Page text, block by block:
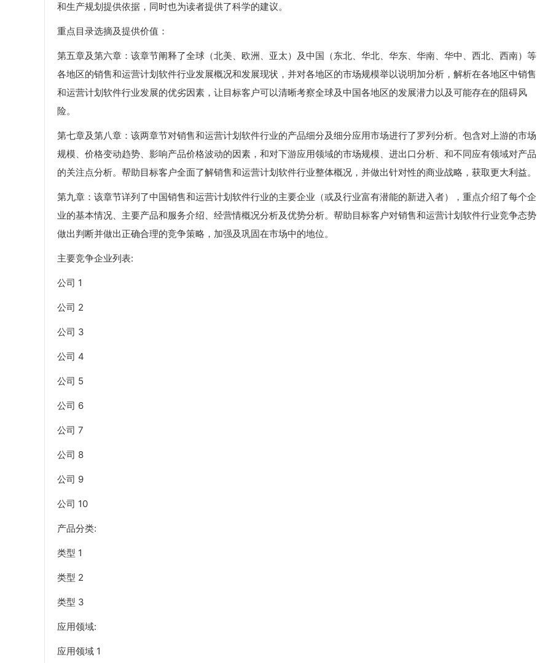
和生产规划提供依据，同时也为读者提供了科学的建议。
重点目录选摘及提供价值：
第五章及第六章：该章节阐释了全球（北美、欧洲、亚太）及中国（东北、华北、华东、华南、华中、西北、西南）等
各地区的销售和运营计划软件行业发展概况和发展现状，并对各地区的市场规模举以说明加分析，解析在各地区中销售
和运营计划软件行业发展的优劣因素，让目标客户可以清晰考察全球及中国各地区的发展潜力以及可能存在的阻碍风
险。
第七章及第八章：该两章节对销售和运营计划软件行业的产品细分及细分应用市场进行了罗列分析。包含对上游的市场
规模、价格变动趋势、影响产品价格波动的因素，和对下游应用领域的市场规模、进出口分析、和不同应有领域对产品
的关注点分析。帮助目标客户全面了解销售和运营计划软件行业整体概况，并做出针对性的商业战略，获取更大利益。
第九章：该章节详列了中国销售和运营计划软件行业的主要企业（或及行业富有潜能的新进入者），重点介绍了每个企
业的基本情况、主要产品和服务介绍、经营情概况分析及优势分析。帮助目标客户对销售和运营计划软件行业竞争态势
做出判断并做出正确合理的竞争策略，加强及巩固在市场中的地位。
主要竞争企业列表:
公司 1
公司 2
公司 3
公司 4
公司 5
公司 6
公司 7
公司 8
公司 9
公司 10
产品分类:
类型 1
类型 2
类型 3
应用领域:
应用领域 1